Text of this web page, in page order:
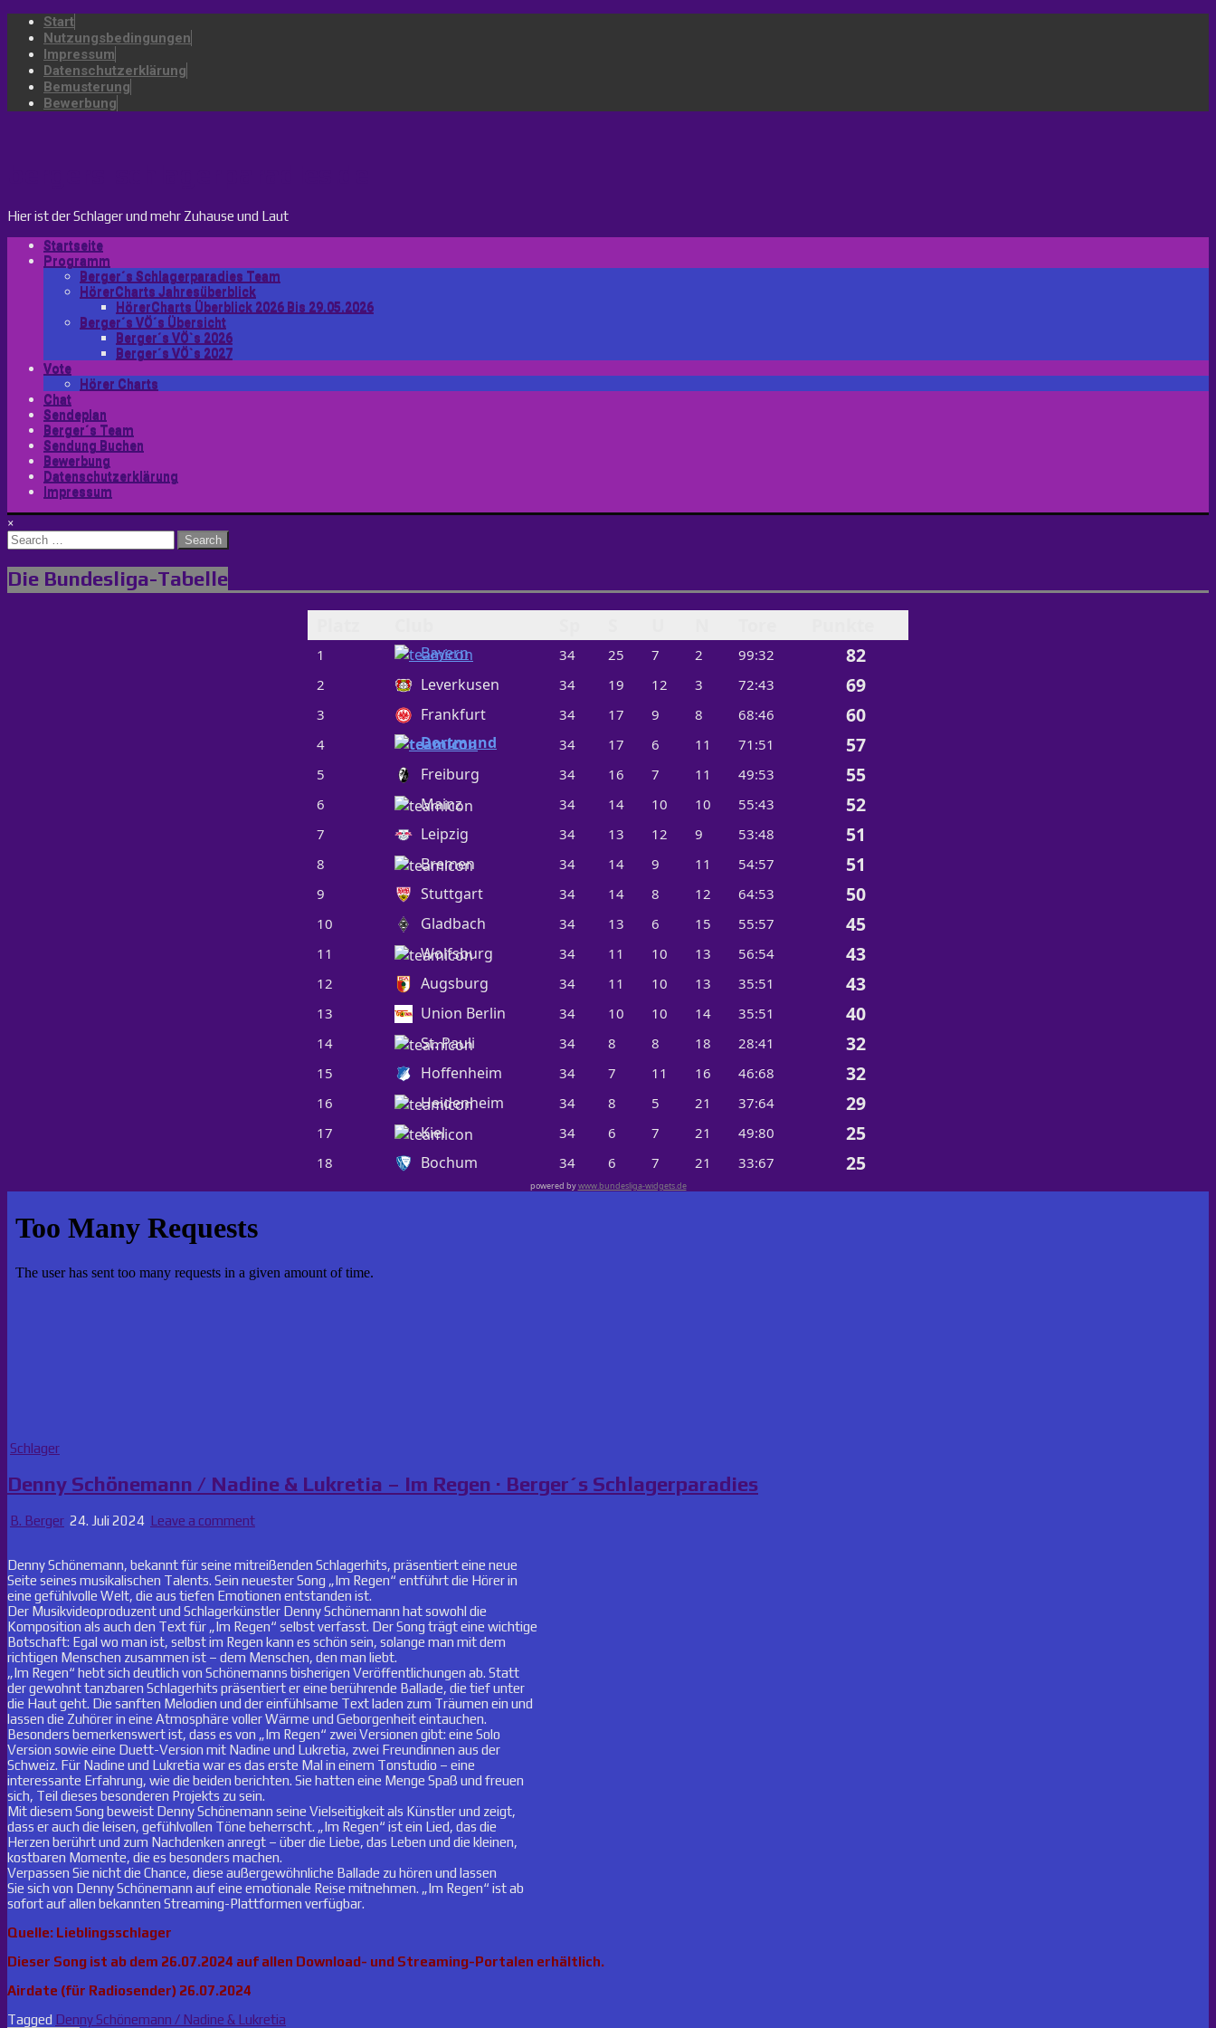
Start
Nutzungsbedingungen
Impressum
Datenschutzerklärung
Bemusterung
Bewerbung
Hier ist der Schlager und mehr Zuhause und Laut
Startseite
Programm
Berger´s Schlagerparadies Team
HörerCharts Jahresüberblick
HörerCharts Überblick 2026 Bis 29.05.2026
Berger´s VÖ´s Übersicht
Berger´s VÖ`s 2026
Berger´s VÖ`s 2027
Vote
Hörer Charts
Chat
Sendeplan
Berger´s Team
Sendung Buchen
Bewerbung
Datenschutzerklärung
Impressum
×
Search
for:
Die Bundesliga-Tabelle
1 Bayern 34 25 7 2 99:32 82
2 Leverkusen 34 19 12 3 72:43 69
3 Frankfurt 34 17 9 8 68:46 60
4 Dortmund 34 17 6 11 71:51 57
5 Freiburg 34 16 7 11 49:53 55
6 Mainz 34 14 10 10 55:43 52
7 Leipzig 34 13 12 9 53:48 51
8 Bremen 34 14 9 11 54:57 51
9 Stuttgart 34 14 8 12 64:53 50
10 Gladbach 34 13 6 15 55:57 45
11 Wolfsburg 34 11 10 13 56:54 43
12 Augsburg 34 11 10 13 35:51 43
13 Union Berlin 34 10 10 14 35:51 40
14 St. Pauli 34 8 8 18 28:41 32
15 Hoffenheim 34 7 11 16 46:68 32
16 Heidenheim 34 8 5 21 37:64 29
17 Kiel 34 6 7 21 49:80 25
18 Bochum 34 6 7 21 33:67 25
powered bywww.bundesliga-widgets.de
Posted
Schlager
Denny Schönemann / Nadine & Lukretia – Im Regen · Berger´s Schlagerparadies
B. Berger 24. Juli 2024 Leave a comment
Denny Schönemann, bekannt für seine mitreißenden Schlagerhits, präsentiert eine neue
Seite seines musikalischen Talents. Sein neuester Song „Im Regen“ entführt die Hörer in
eine gefühlvolle Welt, die aus tiefen Emotionen entstanden ist.
Der Musikvideoproduzent und Schlagerkünstler Denny Schönemann hat sowohl die
Komposition als auch den Text für „Im Regen“ selbst verfasst. Der Song trägt eine wichtige
Botschaft: Egal wo man ist, selbst im Regen kann es schön sein, solange man mit dem
richtigen Menschen zusammen ist – dem Menschen, den man liebt.
„Im Regen“ hebt sich deutlich von Schönemanns bisherigen Veröffentlichungen ab. Statt
der gewohnt tanzbaren Schlagerhits präsentiert er eine berührende Ballade, die tief unter
die Haut geht. Die sanften Melodien und der einfühlsame Text laden zum Träumen ein und
lassen die Zuhörer in eine Atmosphäre voller Wärme und Geborgenheit eintauchen.
Besonders bemerkenswert ist, dass es von „Im Regen“ zwei Versionen gibt: eine Solo
Version sowie eine Duett-Version mit Nadine und Lukretia, zwei Freundinnen aus der
Schweiz. Für Nadine und Lukretia war es das erste Mal in einem Tonstudio – eine
interessante Erfahrung, wie die beiden berichten. Sie hatten eine Menge Spaß und freuen
sich, Teil dieses besonderen Projekts zu sein.
Mit diesem Song beweist Denny Schönemann seine Vielseitigkeit als Künstler und zeigt,
dass er auch die leisen, gefühlvollen Töne beherrscht. „Im Regen“ ist ein Lied, das die
Herzen berührt und zum Nachdenken anregt – über die Liebe, das Leben und die kleinen,
kostbaren Momente, die es besonders machen.
Verpassen Sie nicht die Chance, diese außergewöhnliche Ballade zu hören und lassen
Sie sich von Denny Schönemann auf eine emotionale Reise mitnehmen. „Im Regen“ ist ab
sofort auf allen bekannten Streaming-Plattformen verfügbar.
Quelle: Lieblingsschlager
Dieser Song ist ab dem 26.07.2024 auf allen Download- und Streaming-Portalen erhältlich.
Airdate (für Radiosender) 26.07.2024
Tagged Denny Schönemann / Nadine & Lukretia